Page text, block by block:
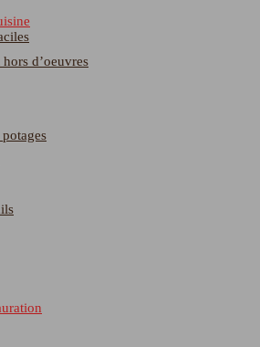
hors d’oeuvres